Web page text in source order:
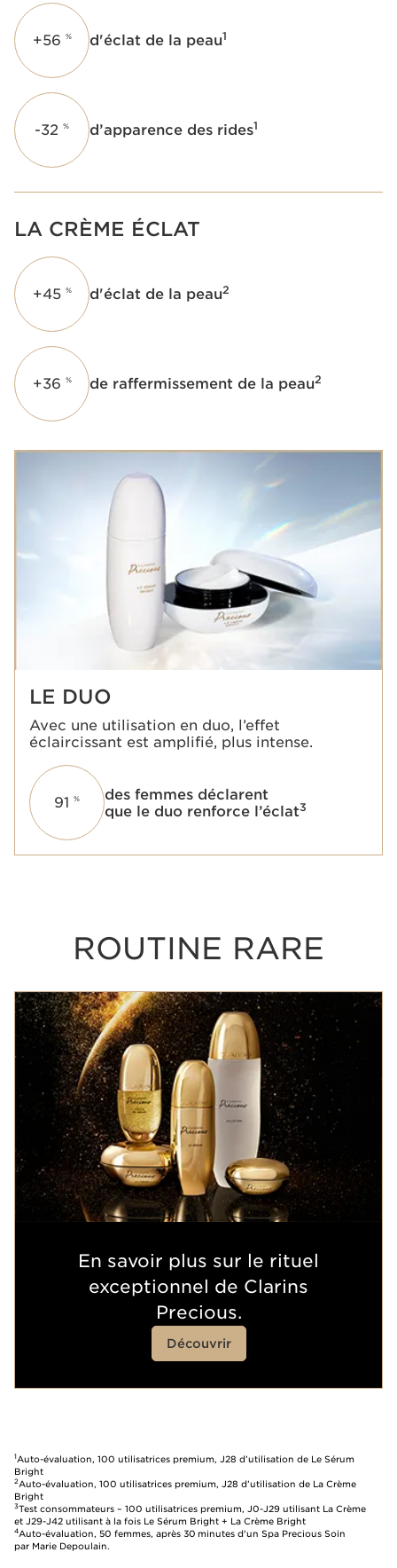
+56 % d'éclat de la peau1
-32 % d’apparence des rides1
LA CRÈME ÉCLAT
+45 % d'éclat de la peau2
+36 % de raffermissement de la peau2
LE DUO
Avec une utilisation en duo, l’effet
éclaircissant est amplifié, plus intense.
91 %
des femmes déclarent
que le duo renforce l’éclat3
ROUTINE RARE
En savoir plus sur le rituel
exceptionnel de Clarins
Precious.
Découvrir
1 Auto-évaluation, 100 utilisatrices premium, J28 d’utilisation de Le Sérum
Bright
2Auto-évaluation, 100 utilisatrices premium, J28 d’utilisation de La Crème
Bright
3Test consommateurs – 100 utilisatrices premium, J0-J29 utilisant La Crème
et J29-J42 utilisant à la fois Le Sérum Bright + La Crème Bright
4Auto-évaluation, 50 femmes, après 30 minutes d'un Spa Precious Soin
par Marie Depoulain.